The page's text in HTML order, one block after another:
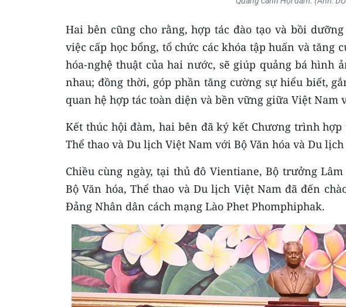
Hai bên cũng cho rằng, hợp tác đào tạo và bồi
việc cấp học bổng, tổ chức các khóa tập huấn và tăng
hóa-nghệ thuật của hai nước, sẽ giúp quảng bá hình
nhau; đồng thời, góp phần tăng cường sự hiểu biết,
quan hệ hợp tác toàn diện và bền vững giữa Việt Nam
Kết thúc hội đàm, hai bên đã ký kết Chương trình
Thể thao và Du lịch Việt Nam với Bộ Văn hóa và Du
Chiều cùng ngày, tại thủ đô Vientiane, Bộ trưởng
Bộ Văn hóa, Thể thao và Du lịch Việt Nam đã đến
Đảng Nhân dân cách mạng Lào Phet Phomphiphak.